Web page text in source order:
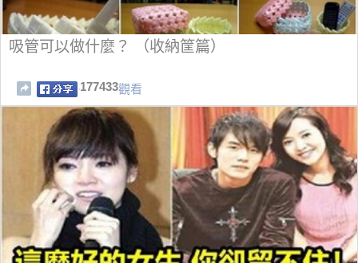
吸管可以做什麼？ （收納筐篇）
177433觀看